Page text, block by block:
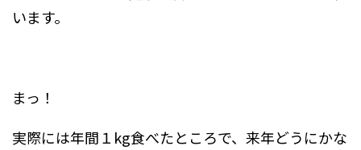
います。
まっ！
実際には年間１kg食べたところで、来年どうにかな